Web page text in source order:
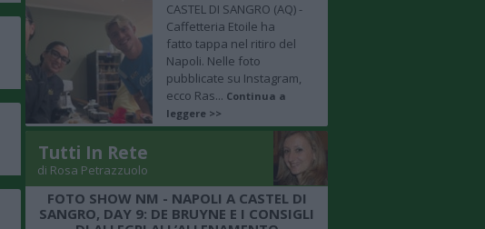
CASTEL DI SANGRO (AQ) -
Caffetteria Etoile ha
fatto tappa nel ritiro del
Napoli. Nelle foto
pubblicate su Instagram,
ecco Ras... Continua a
leggere >>
Tutti In Rete
di Rosa Petrazzuolo
FOTO SHOW NM - NAPOLI A CASTEL DI
SANGRO, DAY 9: DE BRUYNE E I CONSIGLI